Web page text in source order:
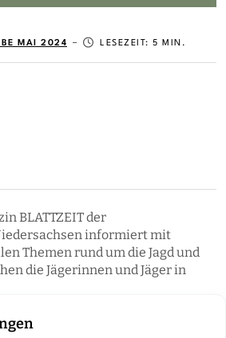
MAI 2024 LESEZEIT: 5 MIN.
BLATTZEIT der
informiert mit
Themen rund um die Jagd und
die Jägerinnen und Jäger in